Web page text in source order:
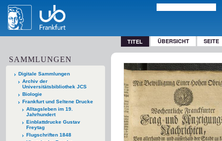
TITEL ÜBERSICHT SEITE
SAMMLUNGEN
Digitale Sammlungen
Archiv der
Universitätsbibliothek JCS
Biologie
Frankfurt und Seltene Drucke
Alltagsleben im 19.
Jahrhundert
Einblattdrucke Gustav
Freytag
Flugschriften 1848